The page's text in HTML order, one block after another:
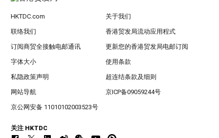
HKTDC.com 关于我们
联络我们 香港贸发局流动应用程式
订阅商贸全接触电邮通讯 更新您的香港贸发局电邮订阅
字体大小 使用条款
私隐政策声明 超连结条款及细则
网站导航 京ICP备09059244号
京公网安备 11010102003523号
关注 HKTDC